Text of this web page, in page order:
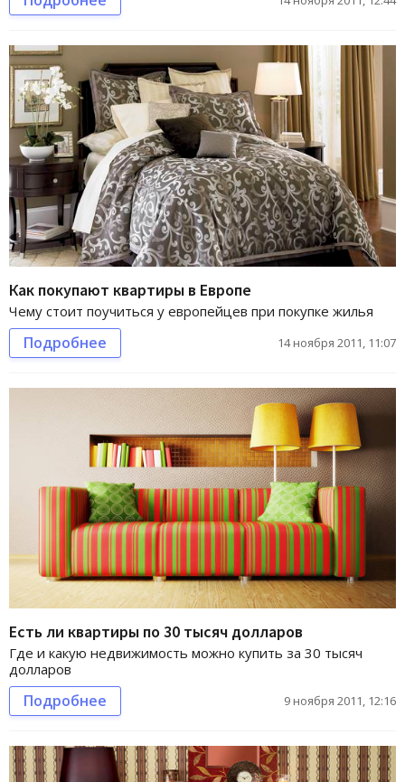
Как покупают квартиры в Европе
Чему стоит поучиться у европейцев при покупке жилья
Подробнее 14 ноября 2011, 11:07
Есть ли квартиры по 30 тысяч долларов
Где и какую недвижимость можно купить за 30 тысяч
долларов
Подробнее 9 ноября 2011, 12:16